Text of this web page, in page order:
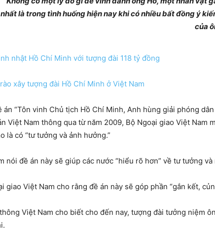
nhất là trong tình huống hiện nay khi có nhiều bất đồng ý
của
nhật Hồ Chí Minh với tượng đài 118 tỷ đồng
xây tượng đài Hồ Chí Minh ở Việt Nam
án “Tôn vinh Chủ tịch Hồ Chí Minh, Anh hùng giải phóng
Việt Nam thông qua từ năm 2009, Bộ Ngoại giao Việt
là có “tư tưởng và ảnh hưởng.”
nói đề án này sẽ giúp các nước “hiểu rõ hơn” về tư tưởng
giao Việt Nam cho rằng đề án này sẽ góp phần “gắn kết,
Việt Nam cho biết cho đến nay, tượng đài tưởng niệm